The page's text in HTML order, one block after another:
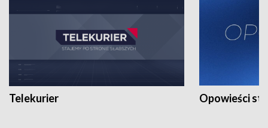
Telekurier Opowieści